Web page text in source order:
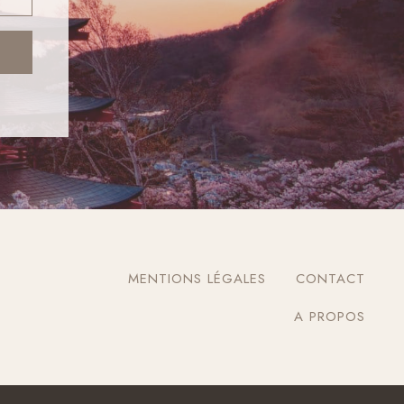
MENTIONS LÉGALES
CONTACT
A PROPOS